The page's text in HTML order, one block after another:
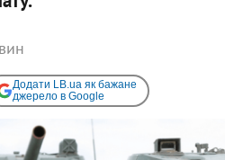
Додати LB.ua як бажане
джерело в Google